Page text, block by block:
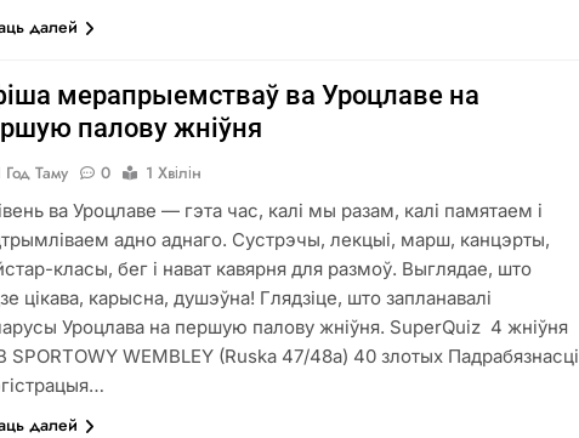
далей
мерапрыемстваў ва Уроцлаве на
палову жніўня
Год Таму 0
1 Хвілін
ва Уроцлаве — гэта час, калі мы разам, калі памятаем і
адно аднаго. Сустрэчы, лекцыі, марш, канцэрты,
класы, бег і нават кавярня для размоў. Выглядае, што
цікава, карысна, душэўна! Глядзіце, што запланавалі
Уроцлава на першую палову жніўня. SuperQuiz ️ 4 жніўня
SPORTOWY WEMBLEY (Ruska 47/48a) 40 злотых Падрабязнасці
далей